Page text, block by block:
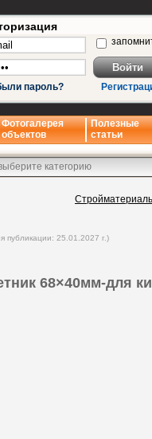
пароль?
Фотогалерея
объектов
Полезные
статьи
публикации: 25.01.2027 г.)
68×40мм-для